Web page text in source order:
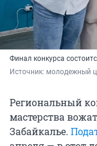
Финал конкурса
Источник: молодежный
Региональный
мастерства
Забайкалье.